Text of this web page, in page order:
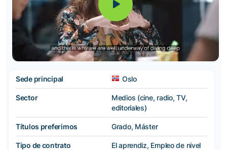
Sede principal Oslo
Sector
Medios (cine, radio, TV,
editoriales)
Títulos preferimos Grado, Máster
Tipo de contrato
El aprendiz, Empleo de nivel